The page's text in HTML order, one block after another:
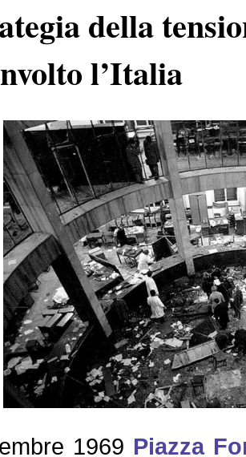
della
l’Italia
1969 Piazza